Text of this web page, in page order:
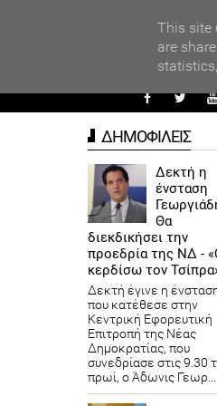
ΔΗΜΟΦΙΛΕΙΣ
Δεκτή η
ένσταση
Θα
διεκδικήσει την
προεδρία της ΝΔ -
κερδίσω τον
Δεκτή έγινε η
που κατέθεσε στην
Κεντρική Εφορευτική
Επιτροπή της Νέας
Δημοκρατίας, που
συνεδρίασε στις 9.30
πρωί, ο Άδωνις Γεωρ...
This site
are